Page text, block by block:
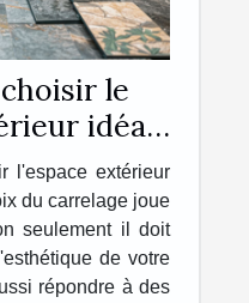
le
idéal
l'espace extérieur
du carrelage joue
seulement il doit
de votre
répondre à des